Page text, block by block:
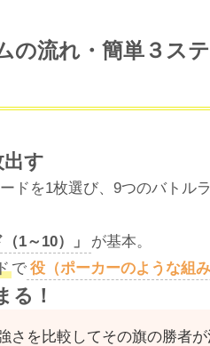
の流れ・簡単３ス
す
ドを1枚選び、9つのバトル
1～10）」
が基本。
で 役（ポーカーのような組み
る！
さを比較してその旗の勝者が